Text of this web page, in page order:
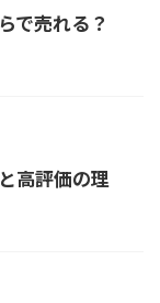
で売れる？
高評価の理